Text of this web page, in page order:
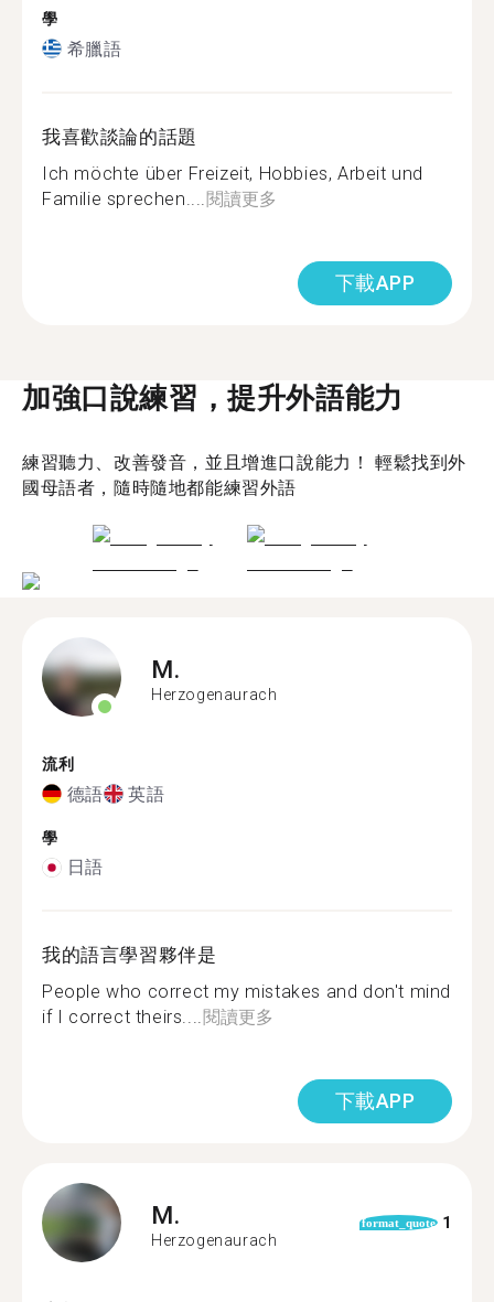
學
希臘語
我喜歡談論的話題
Ich möchte über Freizeit, Hobbies, Arbeit und
Familie sprechen.... 閱讀更多
下載APP
加強口說練習，提升外語能力
練習聽力、改善發音，並且增進口說能力！ 輕鬆找到外
國母語者，隨時隨地都能練習外語
M.
Herzogenaurach
流利
德語 英語
學
日語
我的語言學習夥伴是
People who correct my mistakes and don't mind
if I correct theirs....閱讀更多
下載APP
M.
Herzogenaurach
format_quote 1